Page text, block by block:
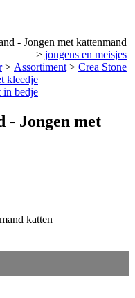
Crea Stone
>
Assortiment
>
jongens en meisjes
>
- Jongen met kattenmand
kleedje
in bedje
- Jongen met
katten